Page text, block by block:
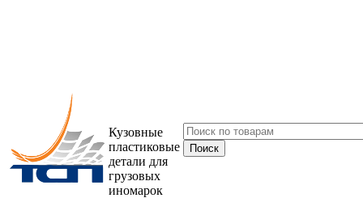
Кузовные
пластиковые
детали для
грузовых
иномарок